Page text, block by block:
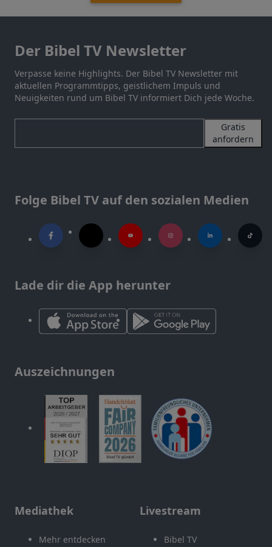
Der Bibel TV Newsletter
Verpasse keine Highlights. Der Bibel TV Newsletter mit
aktuellen Programmtipps, geistlichem Impuls und
Neuigkeiten rund um Bibel TV informiert Dich jede Woche.
Gratis
anfordern
Folge Bibel TV auf den sozialen Medien
Lade dir die App herunter
Auszeichnungen
Mediathek
Mehr entdecken
Livestream
Bibel TV